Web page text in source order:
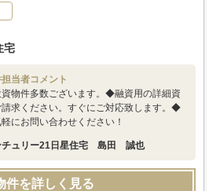
宅
当者コメント
物件多数ございます。◆融資用の詳細資
請求ください。すぐにご対応致します。◆
にお問い合わせください！
チュリー21日星住宅 島田 誠也
件を詳しく見る